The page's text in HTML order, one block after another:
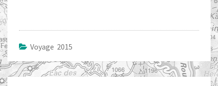
Voyage 2015
Navigation